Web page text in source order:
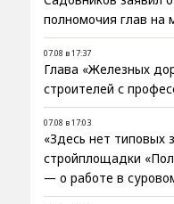
полномочия глав на
07.08 в 17:37
Глава «Железных
строителей с
07.08 в 17:03
«Здесь нет типовых
стройплощадки
— о работе в